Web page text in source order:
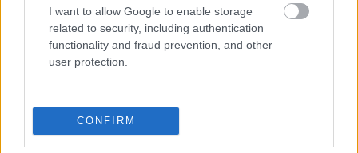
I want to allow Google to enable storage
related to security, including authentication
functionality and fraud prevention, and other
user protection.
CONFIRM
bármilyen ATX-es házba beszerelhetőek.
A 80 Plus Gold minősítéssel működő tápegységek 90
százalékos hatásfokot is el tudnak érni, így a
várható élettartama 100 000 üzemóra, mindezt 5 év
garancia egészíti ki.